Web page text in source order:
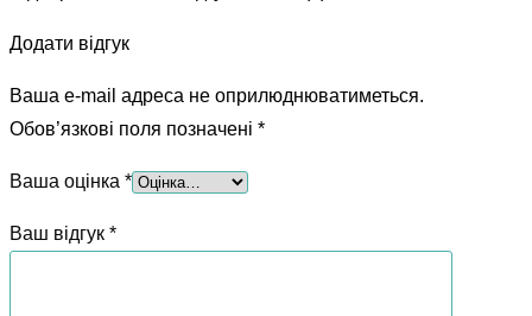
Додати відгук
Ваша e-mail адреса не оприлюднюватиметься.
Обов’язкові поля позначені *
Ваша оцінка *
Ваш відгук *